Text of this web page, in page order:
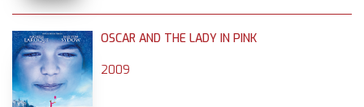
OSCAR AND THE LADY IN PINK
2009